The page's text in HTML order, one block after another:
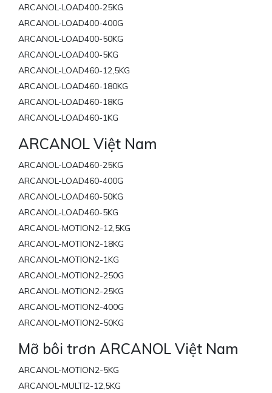
ARCANOL-LOAD400-25KG
ARCANOL-LOAD400-400G
ARCANOL-LOAD400-50KG
ARCANOL-LOAD400-5KG
ARCANOL-LOAD460-12,5KG
ARCANOL-LOAD460-180KG
ARCANOL-LOAD460-18KG
ARCANOL-LOAD460-1KG
ARCANOL Việt Nam
ARCANOL-LOAD460-25KG
ARCANOL-LOAD460-400G
ARCANOL-LOAD460-50KG
ARCANOL-LOAD460-5KG
ARCANOL-MOTION2-12,5KG
ARCANOL-MOTION2-18KG
ARCANOL-MOTION2-1KG
ARCANOL-MOTION2-250G
ARCANOL-MOTION2-25KG
ARCANOL-MOTION2-400G
ARCANOL-MOTION2-50KG
Mỡ bôi trơn ARCANOL Việt Nam
ARCANOL-MOTION2-5KG
ARCANOL-MULTI2-12,5KG